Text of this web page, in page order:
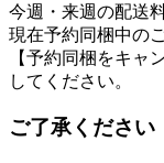
今週・来週の配送
現在予約同梱中の
【予約同梱をキャ
してください。
ご了承ください